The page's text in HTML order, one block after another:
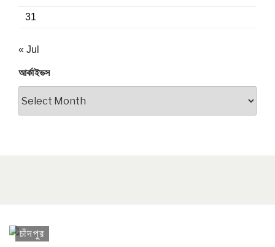
31
« Jul
আর্কাইভস
চাঁদপুর